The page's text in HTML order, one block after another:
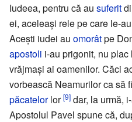
Iudeea, pentru că au suferit
ei, aceleaşi rele pe care le-
Aceşti iudei au omorâtpe
apostoli i-au prigonit, nu
vrăjmaşi ai oamenilor. Căci
vorbească Neamurilor ca să
păcatelorlor[9] dar, la urmă,
Apostolul Pavel spune că,